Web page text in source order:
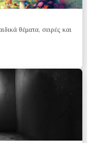
θέματα, σειρές και